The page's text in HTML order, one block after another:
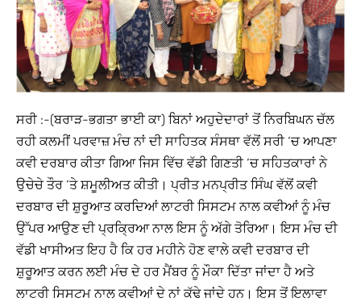
ਸਰੀ :-(ਬਰਾੜ-ਭਗਤਾ ਭਾਈ ਕਾ) ਬਿਨਾਂ ਅਹੁਦੇਦਾਰਾਂ ਤੋਂ ਨਿਰਬਿਘਨ ਚੱਲ
ਰਹੀ ਕਲਮੀਂ ਪਰਵਾਜ਼ ਮੰਚ ਨਾਂ ਦੀ ਸਾਹਿਤਕ ਸੰਸਥਾ ਵੱਲੋਂ ਸਰੀ ‘ਚ ਆਪਣਾ
ਕਵੀ ਦਰਬਾਰ ਕੀਤਾ ਗਿਆ ਜਿਸ ਵਿੱਚ ਵੱਡੀ ਗਿਣਤੀ ‘ਚ ਸਹਿਤਕਾਰਾਂ ਨੇ
ਉਚੇਚੇ ਤੌਰ ‘ਤੇ ਸ਼ਮੂਲੀਅਤ ਕੀਤੀ। ਪ੍ਰੀਤ ਮਨਪ੍ਰੀਤ ਸਿੰਘ ਵੱਲੋਂ ਕਵੀ
ਦਰਬਾਰ ਦੀ ਸ਼ੁਰੂਆਤ ਕਰਦਿਆਂ ਲਾਟਰੀ ਸਿਸਟਮ ਨਾਲ ਕਵੀਆਂ ਨੂੰ ਮੰਚ
ਉੱਪਰ ਆਉਣ ਦੀ ਪ੍ਰਕ੍ਰਿਆ ਨਾਲ ਇਸ ਨੂੰ ਅੱਗੇ ਤੋਰਿਆ। ਇਸ ਮੰਚ ਦੀ
ਵੱਡੀ ਖਾਸੀਅਤ ਇਹ ਹੈ ਕਿ ਹਰ ਮਹੀਨੇ ਹੋਣ ਵਾਲੇ ਕਵੀ ਦਰਬਾਰ ਦੀ
ਸ਼ੁਰੂਆਤ ਕਰਨ ਲਈ ਮੰਚ ਦੇ ਹਰ ਮੈਂਬਰ ਨੂੰ ਮੌਕਾ ਦਿੱਤਾ ਜਾਂਦਾ ਹੈ ਅਤੇ
ਲਾਟਰੀ ਸਿਸਟਮ ਨਾਲ ਕਵੀਆਂ ਦੇ ਨਾਂ ਕੱਢੇ ਜਾਂਦੇ ਹਨ। ਇਸ ਤੋਂ ਇਲਾਵਾ